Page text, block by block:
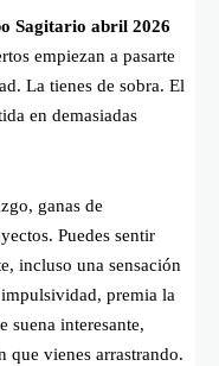
Sagitario abril 2026
empiezan a pasarte
La tienes de sobra. El
en demasiadas
ganas de
Puedes sentir
incluso una sensación
premia la
suena interesante,
que vienes arrastrando.